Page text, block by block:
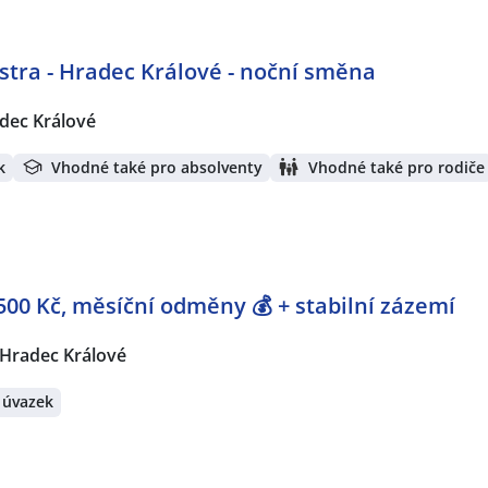
- Hradec Králové - noční směna
Králové
Vhodné také pro absolventy Vhodné také pro rodiče
Kč, měsíční odměny 💰 + stabilní zázemí
Hradec Králové